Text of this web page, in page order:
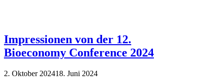
Impressionen von der 12.
Bioeconomy Conference 2024
2. Oktober 202418. Juni 2024